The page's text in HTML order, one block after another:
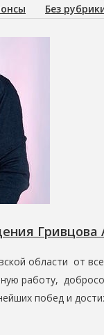
Без
Гривцова
области от
работу,
побед и